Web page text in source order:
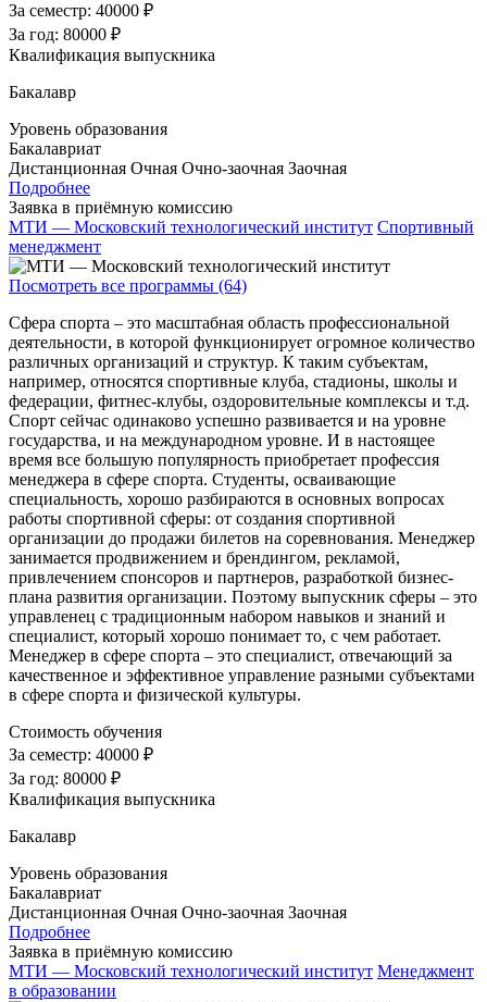
За семестр: 40000 ₽
За год: 80000 ₽
Квалификация выпускника
Бакалавр
Уровень образования
Бакалавриат
Дистанционная Очная Очно-заочная Заочная
Подробнее
Заявка в приёмную комиссию
МТИ — Московский технологический институт Спортивный
менеджмент
Посмотреть все программы (64)
Сфера спорта – это масштабная область профессиональной
деятельности, в которой функционирует огромное количество
различных организаций и структур. К таким субъектам,
например, относятся спортивные клуба, стадионы, школы и
федерации, фитнес-клубы, оздоровительные комплексы и т.д.
Спорт сейчас одинаково успешно развивается и на уровне
государства, и на международном уровне. И в настоящее
время все большую популярность приобретает профессия
менеджера в сфере спорта. Студенты, осваивающие
специальность, хорошо разбираются в основных вопросах
работы спортивной сферы: от создания спортивной
организации до продажи билетов на соревнования. Менеджер
занимается продвижением и брендингом, рекламой,
привлечением спонсоров и партнеров, разработкой бизнес-
плана развития организации. Поэтому выпускник сферы – это
управленец с традиционным набором навыков и знаний и
специалист, который хорошо понимает то, с чем работает.
Менеджер в сфере спорта – это специалист, отвечающий за
качественное и эффективное управление разными субъектами
в сфере спорта и физической культуры.
Стоимость обучения
За семестр: 40000 ₽
За год: 80000 ₽
Квалификация выпускника
Бакалавр
Уровень образования
Бакалавриат
Дистанционная Очная Очно-заочная Заочная
Подробнее
Заявка в приёмную комиссию
МТИ — Московский технологический институт Менеджмент
в образовании